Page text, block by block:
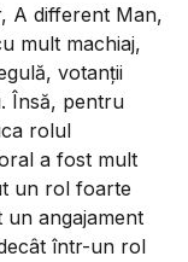
A different Man,
mult machiaj,
votanții
Însă, pentru
rolul
a fost mult
un rol foarte
angajament
într-un rol